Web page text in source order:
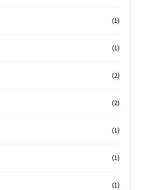
(1)
(1)
(2)
(2)
(1)
(1)
(1)